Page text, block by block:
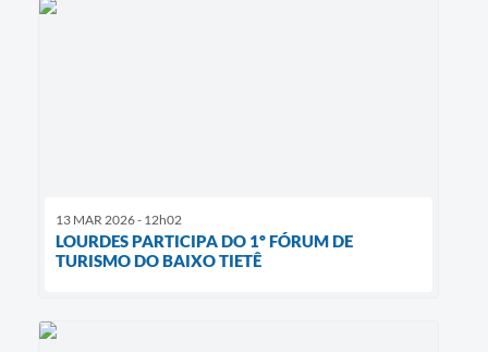
13 MAR 2026 - 12h02
LOURDES PARTICIPA DO 1º FÓRUM DE
TURISMO DO BAIXO TIETÊ